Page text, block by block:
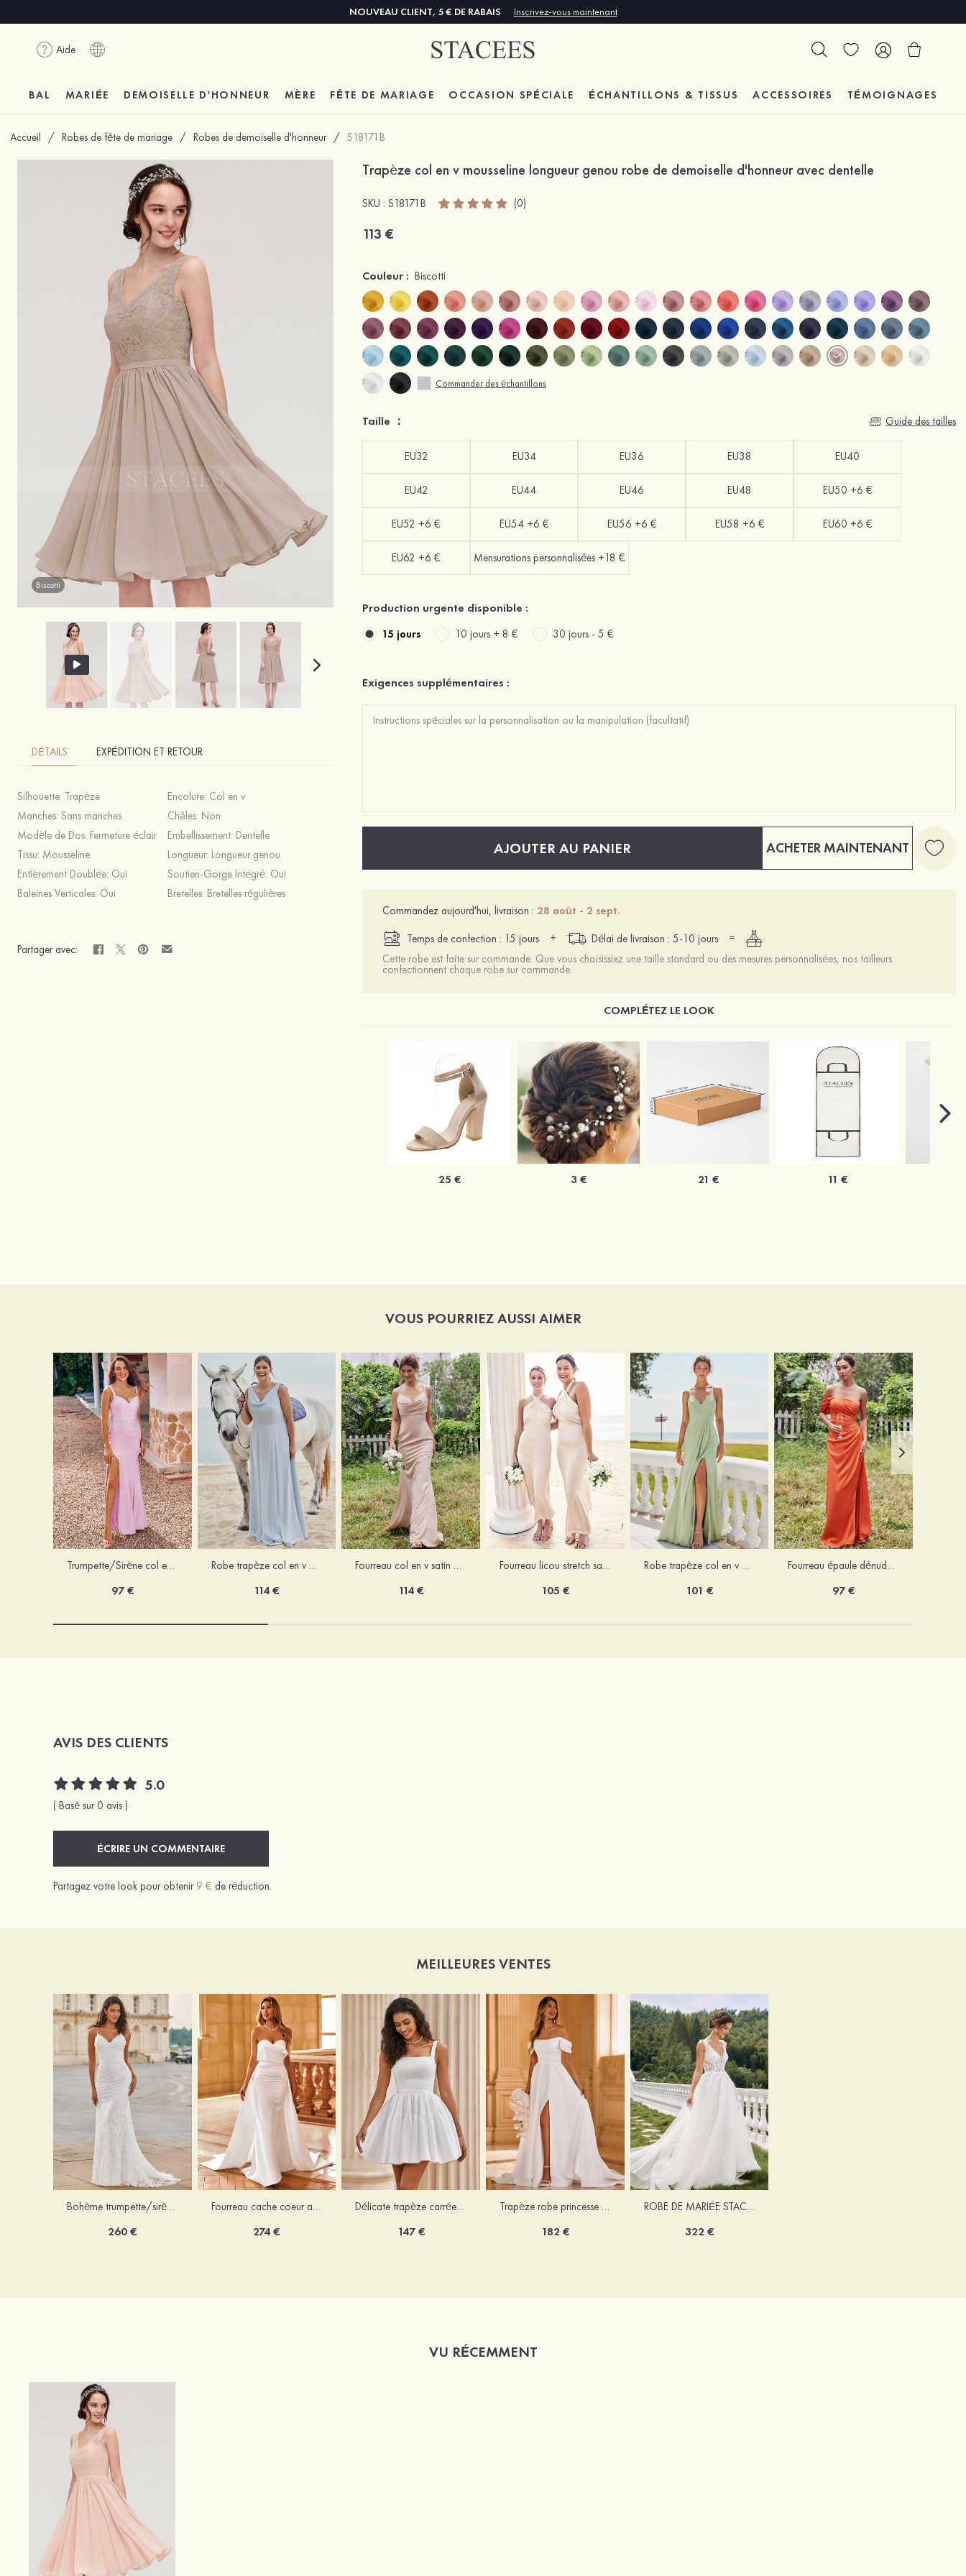
NOUVEAU CLIENT, 5 € DE RABAIS Inscrivez-vous maintenant
Aide
BAL MARIÉE DEMOISELLE D'HONNEUR MÈRE FÊTE DE MARIAGE OCCASION SPÉCIALE ÉCHANTILLONS & TISSUS ACCESSOIRES TÉMOIGNAGES
Accueil / Robes de fête de mariage / Robes de demoiselle d'honneur / S18171B
Biscotti
DÉTAILS EXPÉDITION ET RETOUR
Silhouette: Trapèze Encolure: Col en v
Manches: Sans manches Châles: Non
Modèle de Dos: Fermeture éclair Embellissement: Dentelle
Tissu: Mousseline Longueur: Longueur genou
Entièrement Doublée: Oui Soutien-Gorge Intégré: Oui
Baleines Verticales: Oui Bretelles: Bretelles régulières
Partager avec:
Trapèze col en v mousseline longueur genou robe de demoiselle d'honneur avec dentelle
SKU : S18171B (0)
113 €
Couleur : Biscotti
Commander des échantillons
Taille ： Guide des tailles
EU32 EU34 EU36 EU38 EU40
EU42 EU44 EU46 EU48 EU50 +6 €
EU52 +6 € EU54 +6 € EU56 +6 € EU58 +6 € EU60 +6 €
EU62 +6 € Mensurations personnalisées +18 €
Production urgente disponible :
15 jours 10 jours + 8 € 30 jours - 5 €
Exigences supplémentaires :
AJOUTER AU PANIER ACHETER MAINTENANT
Commandez aujourd'hui, livraison : 28 août - 2 sept.
Temps de confection : 15 jours
+ Délai de livraison : 5-10 jours
=
Cette robe est faite sur commande. Que vous choisissiez une taille standard ou des mesures personnalisées, nos tailleurs
confectionnent chaque robe sur commande.
COMPLÉTEZ LE LOOK
25 € 3 € 21 € 11 €
VOUS POURRIEZ AUSSI AIMER
Trumpette/Sirène col en v jersey ras du sol robe de demoiselle d'honneur
97 €
Robe trapèze col en v mousseline ras du sol robe de demoiselle d'honneur
114 €
Fourreau col en v satin extensible ras du sol robe de demoiselle d'honneur
114 €
Fourreau licou stretch satin longueur cheville robe de demoiselle d'honneur
105 €
Robe trapèze col en v mousseline ras du sol robe de demoiselle d'honneur
101 €
Fourreau épaule dénudée satin extensible ras du sol robe de demoiselle d'honneur
97 €
AVIS DES CLIENTS
5.0
( Basé sur 0 avis )
ÉCRIRE UN COMMENTAIRE
Partagez votre look pour obtenir 9 € de réduction.
MEILLEURES VENTES
Bohème trumpette/sirène col en v dentelle traîne balayage robe de mariée
260 €
Fourreau cache coeur amovible/abattable satin robe de mariée
274 €
Délicate trapèze carrée satin courte/mini robe de mariée
147 €
Trapèze robe princesse épaule dénudée traîne chapelle satin robe de mariée
182 €
ROBE DE MARIÉE STACEES ALONA
322 €
VU RÉCEMMENT